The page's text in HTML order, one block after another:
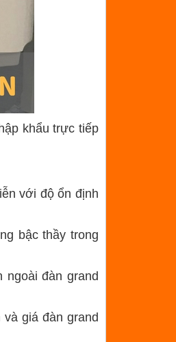
khẩu trực tiếp
với độ ổn định
bậc thầy trong
đàn grand
giá đàn grand